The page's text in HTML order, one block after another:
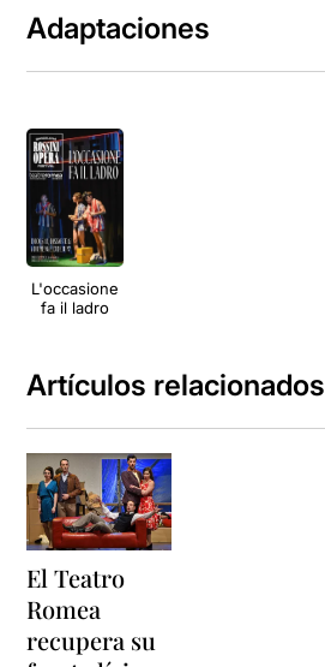
Adaptaciones
L'occasione
fa il ladro
Artículos relacionados
El Teatro
Romea
recupera su